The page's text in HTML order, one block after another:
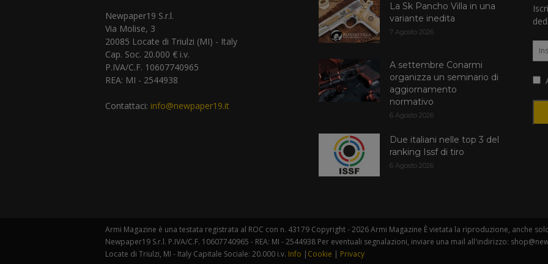
Newpaper19 S.r.l.
Via Molise, 3
20085 Locate di Triulzi (MI) - Italy
Cap. Soc. 20.000 € i.v.
P.IVA/C.F. 10607740965
REA: MI - 2544938
Contattaci: info@newpaper19.it
La Sk Pancho Villa in una
variante inedita
7 Agosto 2026
A settembre Conarmi
organizza un seminario di
aggiornamento
normativo
6 Agosto 2026
Due italiani nelle top 3 del
ranking Issf di tiro
6 Agosto 2026
Armi Magazine è una testata registrata al ROC con n. 43179 Copyright - 2026 Armi Magazine È vietata la riproduzione, anche
Newpaper19 S.r.l. P.IVA/C.F. 10607740965 - REA: MI - 2544938 Per eventuali segnalazioni, inviare una mail all'indirizzo:
Locate di Triulzi, MI - Italy Capitale Sociale: 20.000 i.v. Info | Cookie | Privacy